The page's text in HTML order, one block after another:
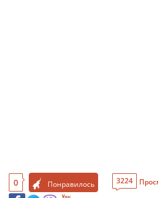
0 Понравилось 3224